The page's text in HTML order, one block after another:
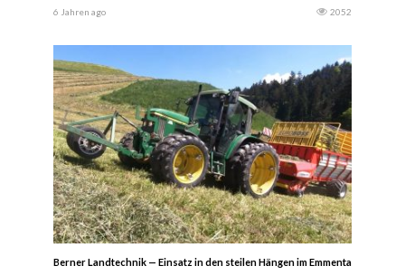
6 Jahren ago 2052
Berner Landtechnik — Einsatz in den steilen Hängen im Emmental. Dabei